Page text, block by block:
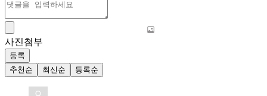
사진첨부
등록
추천순
최신순 등록순